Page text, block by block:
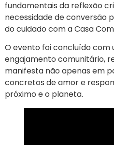
fundamentais da reflexão
necessidade de conversão
do cuidado com a Casa
O evento foi concluído com
engajamento comunitário,
manifesta não apenas em
concretos de amor e
próximo e o planeta.